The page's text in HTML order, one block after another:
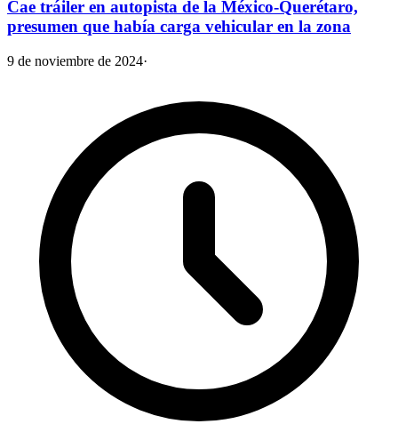
Cae tráiler en autopista de la México-Querétaro,
presumen que había carga vehicular en la zona
9 de noviembre de 2024·